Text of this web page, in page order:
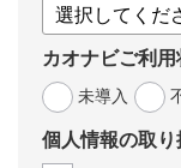
カオナビご利用
未導入
個人情報の取り